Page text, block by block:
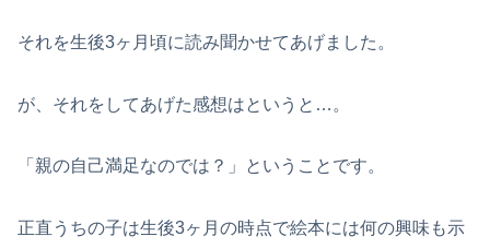
それを生後3ヶ月頃に読み聞かせてあげました。
が、それをしてあげた感想はというと…。
「親の自己満足なのでは？」ということです。
正直うちの子は生後3ヶ月の時点で絵本には何の興味も示